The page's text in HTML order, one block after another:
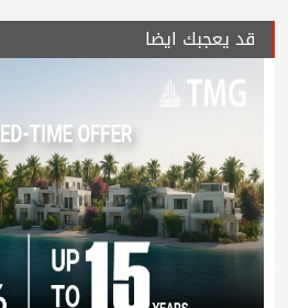
قد يعجبك ايضا